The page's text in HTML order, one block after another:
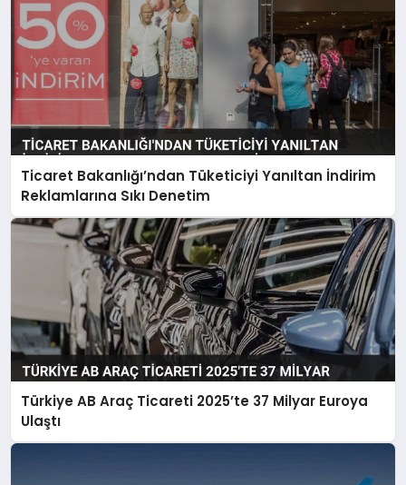
Ticaret Bakanlığı’ndan Tüketiciyi Yanıltan İndirim
Reklamlarına Sıkı Denetim
Türkiye AB Araç Ticareti 2025’te 37 Milyar Euroya
Ulaştı